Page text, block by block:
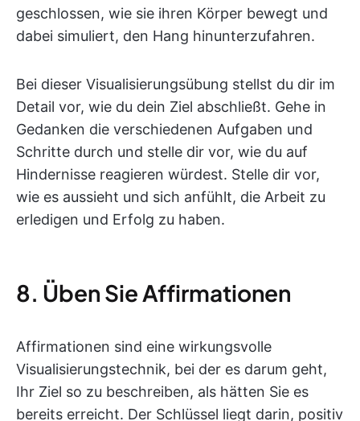
geschlossen, wie sie ihren Körper bewegt und
dabei simuliert, den Hang hinunterzufahren.
Bei dieser Visualisierungsübung stellst du dir im
Detail vor, wie du dein Ziel abschließt. Gehe in
Gedanken die verschiedenen Aufgaben und
Schritte durch und stelle dir vor, wie du auf
Hindernisse reagieren würdest. Stelle dir vor,
wie es aussieht und sich anfühlt, die Arbeit zu
erledigen und Erfolg zu haben.
8. Üben Sie Affirmationen
Affirmationen sind eine wirkungsvolle
Visualisierungstechnik, bei der es darum geht,
Ihr Ziel so zu beschreiben, als hätten Sie es
bereits erreicht. Der Schlüssel liegt darin, positiv